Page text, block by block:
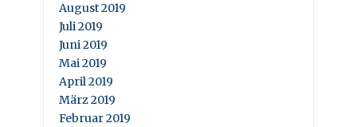
August 2019
Juli 2019
Juni 2019
Mai 2019
April 2019
März 2019
Februar 2019